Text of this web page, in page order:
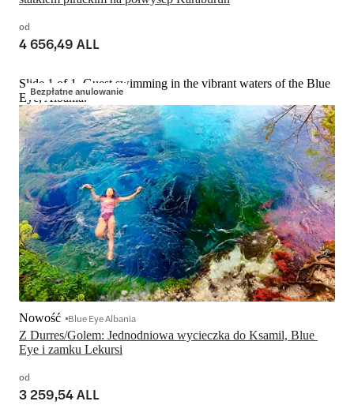
od
4 656,49 ALL
Bezpłatne anulowanie
Slide 1 of 1, Guest swimming in the vibrant waters of the Blue
Eye, Albania.
Z Durres/Golem: Jednodniowa wycieczka do Ksamil, Blue
Nowość Blue Eye Albania
od
3 259,54 ALL